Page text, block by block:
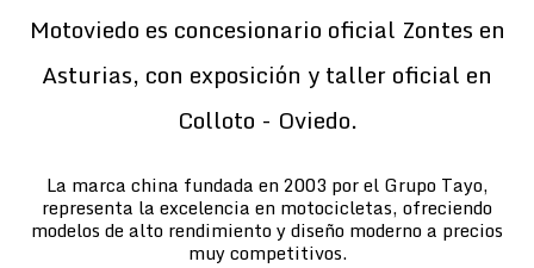
Motoviedo es concesionario oficial Zontes en
Asturias, con exposición y taller oficial en
Colloto - Oviedo.
La marca china fundada en 2003 por el Grupo Tayo,
representa la excelencia en motocicletas, ofreciendo
modelos de alto rendimiento y diseño moderno a precios
muy competitivos.